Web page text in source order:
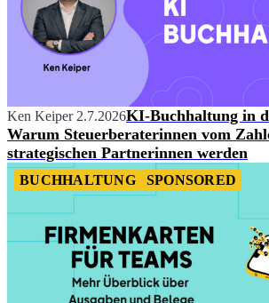
Ken Keiper 2.7.2026KI-Buchhaltung in
Warum Steuerberaterinnen vom
strategischen Partnerinnen werden
BUCHHALTUNG SPONSORED